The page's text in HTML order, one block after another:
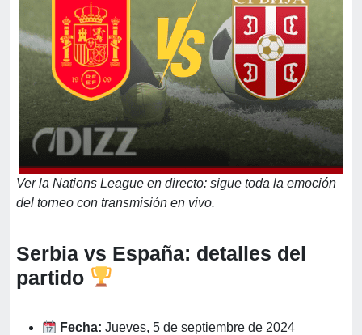
Ver la Nations League en directo: sigue toda la emoción
del torneo con transmisión en vivo.
Serbia vs España: detalles del
partido
Fecha: Jueves, 5 de septiembre de 2024